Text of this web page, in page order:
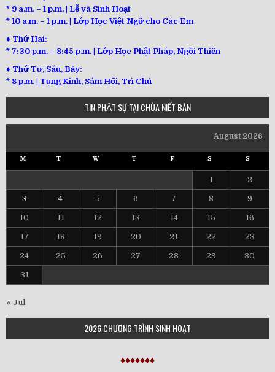
* 9 a.m. – 1 p.m. | Lễ và Sinh Hoạt
* 10 a.m. – 1 p.m. | Lớp Học Việt Ngữ cho Các Em
♦ Thứ Hai:
* 7:30 p.m. – 8:45 p.m. | Lớp Học Phật Pháp, Ngồi Thiền
♦ Thứ Tư, Sáu, Bảy:
* 8 p.m. | Tụng Kinh, Sám Hối, Trì Chú
TIN PHẬT SỰ TẠI CHÙA NIẾT BÀN
August 2026
M T W T F S S
1 2
3 4 5 6 7 8 9
10 11 12 13 14 15 16
17 18 19 20 21 22 23
24 25 26 27 28 29 30
31
« Jul
2026 CHƯƠNG TRÌNH SINH HOẠT
♦♦♦♦♦♦♦